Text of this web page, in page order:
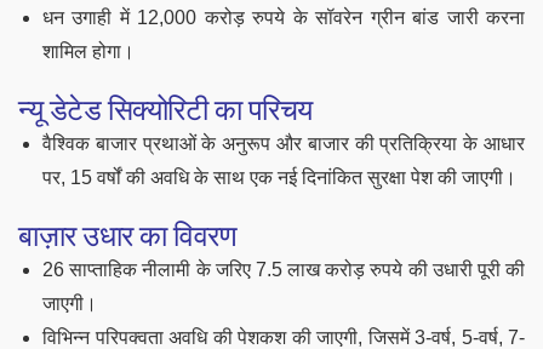
धन उगाही में 12,000 करोड़ रुपये के सॉवरेन ग्रीन बांड जारी करना
शामिल होगा।
न्यू डेटेड सिक्योरिटी का परिचय
वैश्विक बाजार प्रथाओं के अनुरूप और बाजार की प्रतिक्रिया के आधार
पर, 15 वर्षों की अवधि के साथ एक नई दिनांकित सुरक्षा पेश की जाएगी।
बाज़ार उधार का विवरण
26 साप्ताहिक नीलामी के जरिए 7.5 लाख करोड़ रुपये की उधारी पूरी की
जाएगी।
विभिन्न परिपक्वता अवधि की पेशकश की जाएगी, जिसमें 3-वर्ष, 5-वर्ष, 7-